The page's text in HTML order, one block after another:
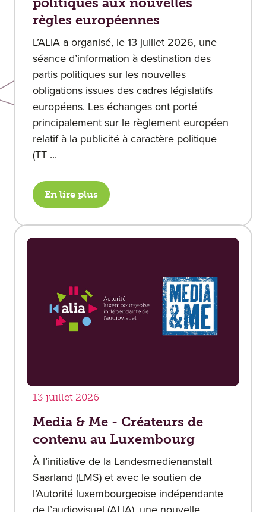
règles européennes
L’ALIA a organisé, le 13 juillet 2026, une
séance d’information à destination des
partis politiques sur les nouvelles
obligations issues des cadres législatifs
européens. Les échanges ont porté
principalement sur le règlement européen
relatif à la publicité à caractère politique
(TT ...
En lire plus
13 juillet 2026
Media & Me - Créateurs de
contenu au Luxembourg
À l’initiative de la Landesmedienanstalt
Saarland (LMS) et avec le soutien de
l’Autorité luxembourgeoise indépendante